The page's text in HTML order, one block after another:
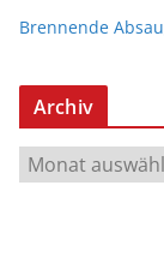
Brennende
Archiv
r